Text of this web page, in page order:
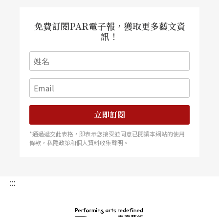
免費訂閱PAR電子報，獲取更多藝文資
訊！
立即訂閱
*通過遞交此表格，即表示您接受並同意已閱讀本網站的使用
條款，私隱政策和個人資料收集聲明。
:::